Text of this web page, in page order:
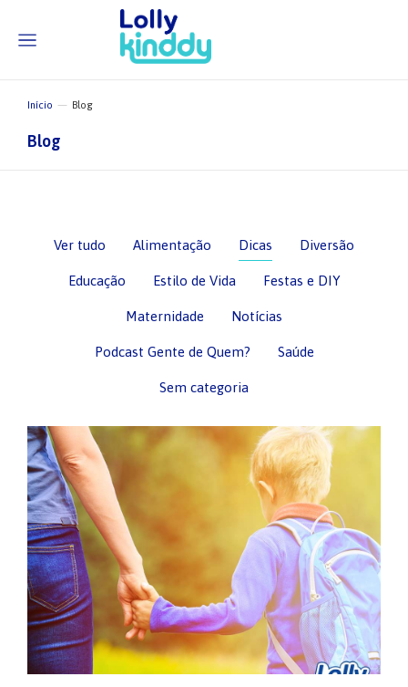
Você está aqui:
Início Blog
Blog
Ver tudo Alimentação Dicas Diversão
Educação Estilo de Vida Festas e DIY
Maternidade Notícias
Podcast Gente de Quem? Saúde
Sem categoria